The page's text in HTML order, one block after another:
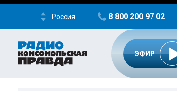
Россия 8 800 200 97 02
ЭФИР